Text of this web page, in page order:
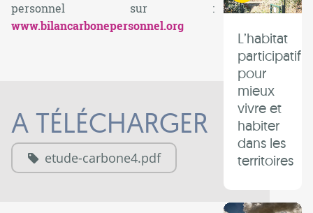
personnel sur :
www.bilancarbonepersonnel.org
A TÉLÉCHARGER
etude-carbone4.pdf
L’habitat
participatif
pour
mieux
vivre et
habiter
dans les
territoires